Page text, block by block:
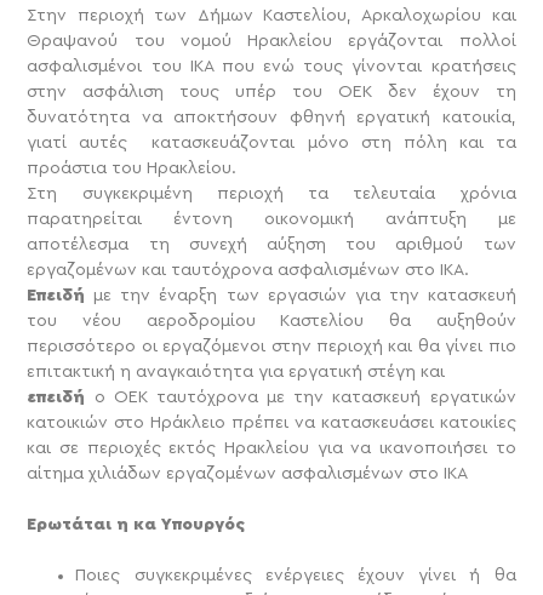
Στην περιοχή των Δήμων Καστελίου, Αρκαλοχωρίου και
Θραψανού του νομού Ηρακλείου εργάζονται πολλοί
ασφαλισμένοι του ΙΚΑ που ενώ τους γίνονται κρατήσεις
στην ασφάλιση τους υπέρ του ΟΕΚ δεν έχουν τη
δυνατότητα να αποκτήσουν φθηνή εργατική κατοικία,
γιατί αυτές κατασκευάζονται μόνο στη πόλη και τα
προάστια του Ηρακλείου.
Στη συγκεκριμένη περιοχή τα τελευταία χρόνια
παρατηρείται έντονη οικονομική ανάπτυξη με
αποτέλεσμα τη συνεχή αύξηση του αριθμού των
εργαζομένων και ταυτόχρονα ασφαλισμένων στο ΙΚΑ.
Επειδή με την έναρξη των εργασιών για την κατασκευή
του νέου αεροδρομίου Καστελίου θα αυξηθούν
περισσότερο οι εργαζόμενοι στην περιοχή και θα γίνει πιο
επιτακτική η αναγκαιότητα για εργατική στέγη και
επειδή ο ΟΕΚ ταυτόχρονα με την κατασκευή εργατικών
κατοικιών στο Ηράκλειο πρέπει να κατασκευάσει κατοικίες
και σε περιοχές εκτός Ηρακλείου για να ικανοποιήσει το
αίτημα χιλιάδων εργαζομένων ασφαλισμένων στο ΙΚΑ
Ερωτάται η κα Υπουργός
Ποιες συγκεκριμένες ενέργειες έχουν γίνει ή θα